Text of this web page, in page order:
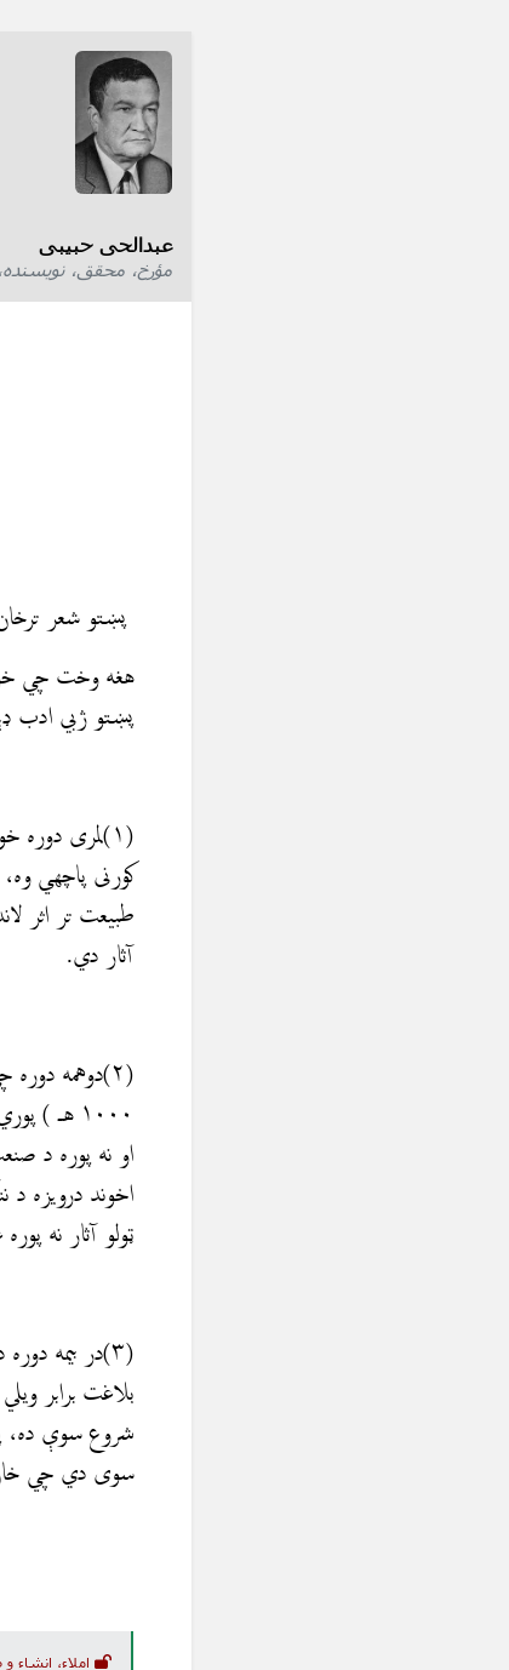
عبدالحی حبیبی
مؤرخ، محقق،
پښتو شعر
هغه وخت چي
پښتو ژبي ادب
(۱)لمری دوره
کورنی پاچهي
طبیعت تر اثر
آثار دي.
۱۰۰۰ هـ
او نه پوره د
اخوند درویزه
ټولو آثار نه
(۳)در بیمه
بلاغت برابر
شروع سوې ده،
سوی دي چي خان
املاء،